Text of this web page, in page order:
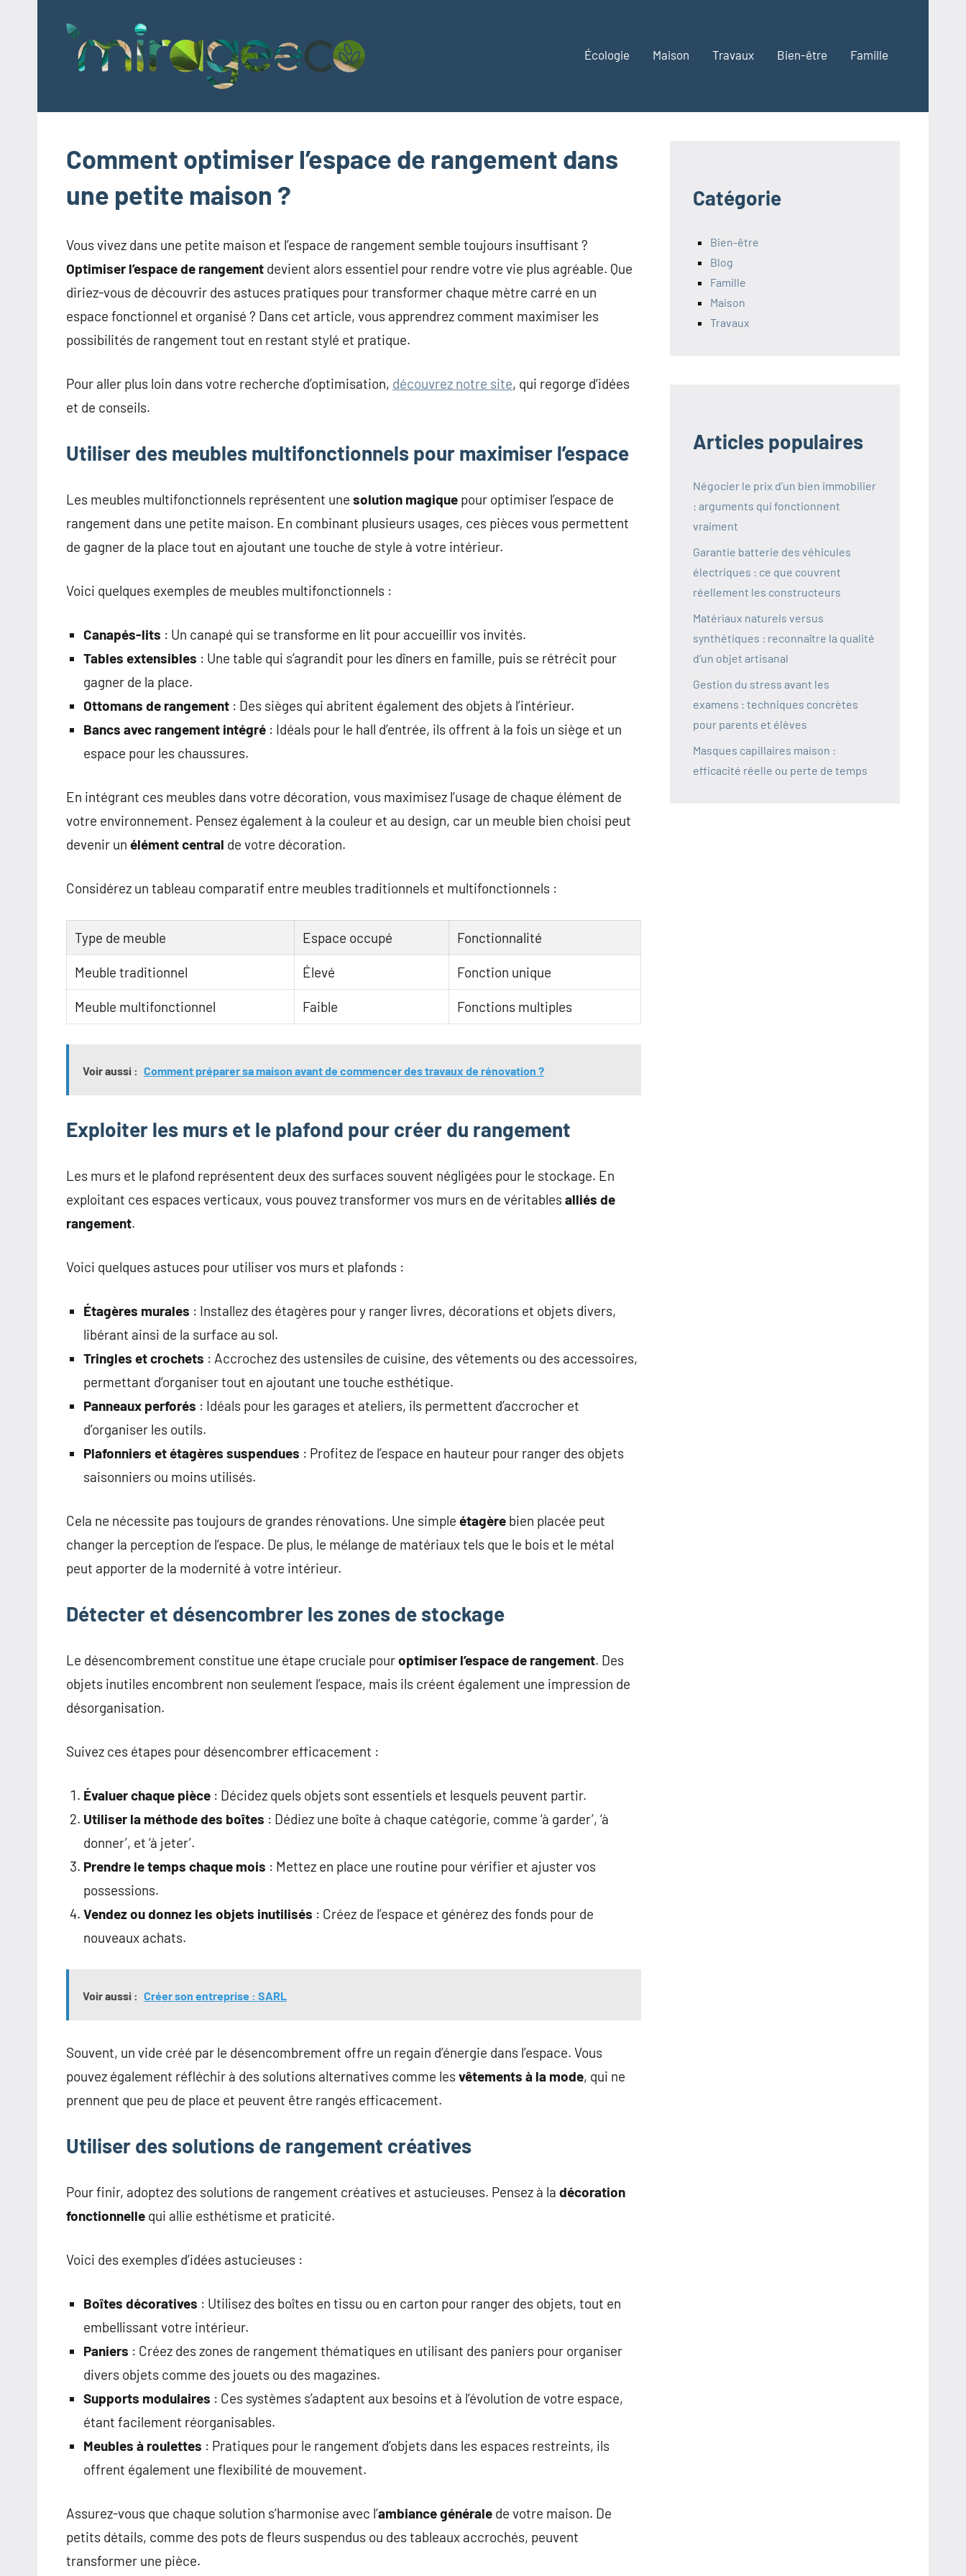
contenu
Écologie Maison Travaux Bien-être Famille
Comment optimiser l’espace de rangement dans
une petite maison ?
Vous vivez dans une petite maison et l’espace de rangement semble toujours insuffisant ?
Optimiser l’espace de rangement devient alors essentiel pour rendre votre vie plus agréable. Que
diriez-vous de découvrir des astuces pratiques pour transformer chaque mètre carré en un
espace fonctionnel et organisé ? Dans cet article, vous apprendrez comment maximiser les
possibilités de rangement tout en restant stylé et pratique.
Pour aller plus loin dans votre recherche d’optimisation, découvrez notre site, qui regorge d’idées
et de conseils.
Utiliser des meubles multifonctionnels pour maximiser l’espace
Les meubles multifonctionnels représentent une solution magique pour optimiser l’espace de
rangement dans une petite maison. En combinant plusieurs usages, ces pièces vous permettent
de gagner de la place tout en ajoutant une touche de style à votre intérieur.
Voici quelques exemples de meubles multifonctionnels :
Canapés-lits : Un canapé qui se transforme en lit pour accueillir vos invités.
Tables extensibles : Une table qui s’agrandit pour les dîners en famille, puis se rétrécit pour
gagner de la place.
Ottomans de rangement : Des sièges qui abritent également des objets à l’intérieur.
Bancs avec rangement intégré : Idéals pour le hall d’entrée, ils offrent à la fois un siège et un
espace pour les chaussures.
En intégrant ces meubles dans votre décoration, vous maximisez l’usage de chaque élément de
votre environnement. Pensez également à la couleur et au design, car un meuble bien choisi peut
devenir un élément central de votre décoration.
Considérez un tableau comparatif entre meubles traditionnels et multifonctionnels :
Type de meuble Espace occupé Fonctionnalité
Meuble traditionnel Élevé Fonction unique
Meuble multifonctionnel Faible Fonctions multiples
Voir aussi : Comment préparer sa maison avant de commencer des travaux de rénovation ?
Exploiter les murs et le plafond pour créer du rangement
Les murs et le plafond représentent deux des surfaces souvent négligées pour le stockage. En
exploitant ces espaces verticaux, vous pouvez transformer vos murs en de véritablesalliés de
rangement.
Voici quelques astuces pour utiliser vos murs et plafonds :
Étagères murales : Installez des étagères pour y ranger livres, décorations et objets divers,
libérant ainsi de la surface au sol.
Tringles et crochets : Accrochez des ustensiles de cuisine, des vêtements ou des accessoires,
permettant d’organiser tout en ajoutant une touche esthétique.
Panneaux perforés : Idéals pour les garages et ateliers, ils permettent d’accrocher et
d’organiser les outils.
Plafonniers et étagères suspendues : Profitez de l’espace en hauteur pour ranger des objets
saisonniers ou moins utilisés.
Cela ne nécessite pas toujours de grandes rénovations. Une simple étagère bien placée peut
changer la perception de l’espace. De plus, le mélange de matériaux tels que le bois et le métal
peut apporter de la modernité à votre intérieur.
Détecter et désencombrer les zones de stockage
Le désencombrement constitue une étape cruciale pouroptimiser l’espace de rangement. Des
objets inutiles encombrent non seulement l’espace, mais ils créent également une impression de
désorganisation.
Suivez ces étapes pour désencombrer efficacement :
Évaluer chaque pièce : Décidez quels objets sont essentiels et lesquels peuvent partir.
Utiliser la méthode des boîtes : Dédiez une boîte à chaque catégorie, comme ‘à garder’, ‘à
donner’, et ‘à jeter’.
Prendre le temps chaque mois : Mettez en place une routine pour vérifier et ajuster vos
possessions.
Vendez ou donnez les objets inutilisés : Créez de l’espace et générez des fonds pour de
nouveaux achats.
Voir aussi : Créer son entreprise : SARL
Souvent, un vide créé par le désencombrement offre un regain d’énergie dans l’espace. Vous
pouvez également réfléchir à des solutions alternatives comme lesvêtements à la mode, qui ne
prennent que peu de place et peuvent être rangés efficacement.
Utiliser des solutions de rangement créatives
Pour finir, adoptez des solutions de rangement créatives et astucieuses. Pensez à la décoration
fonctionnelle qui allie esthétisme et praticité.
Voici des exemples d’idées astucieuses :
Boîtes décoratives : Utilisez des boîtes en tissu ou en carton pour ranger des objets, tout en
embellissant votre intérieur.
Paniers : Créez des zones de rangement thématiques en utilisant des paniers pour organiser
divers objets comme des jouets ou des magazines.
Supports modulaires : Ces systèmes s’adaptent aux besoins et à l’évolution de votre espace,
étant facilement réorganisables.
Meubles à roulettes : Pratiques pour le rangement d’objets dans les espaces restreints, ils
offrent également une flexibilité de mouvement.
Assurez-vous que chaque solution s’harmonise avec l’ambiance générale de votre maison. De
petits détails, comme des pots de fleurs suspendus ou des tableaux accrochés, peuvent
transformer une pièce.
Catégorie
Bien-être
Blog
Famille
Maison
Travaux
Articles populaires
Négocier le prix d’un bien immobilier
: arguments qui fonctionnent
vraiment
Garantie batterie des véhicules
électriques : ce que couvrent
réellement les constructeurs
Matériaux naturels versus
synthétiques : reconnaître la qualité
d’un objet artisanal
Gestion du stress avant les
examens : techniques concrètes
pour parents et élèves
Masques capillaires maison :
efficacité réelle ou perte de temps